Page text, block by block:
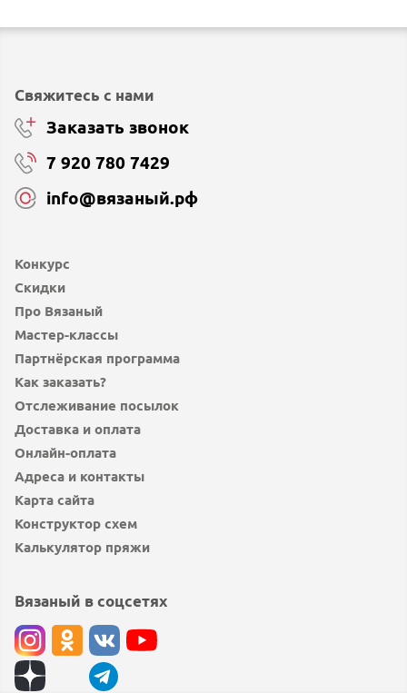
Конкурс
Скидки
Про Вязаный
Мастер-классы
Партнёрская программа
Как заказать?
Отслеживание посылок
Доставка и оплата
Онлайн-оплата
Адреса и контакты
Карта сайта
Конструктор схем
Калькулятор пряжи
Свяжитесь с нами
Заказать звонок
7 920 780 7429
info@вязаный.рф
Вязаный в соцсетях